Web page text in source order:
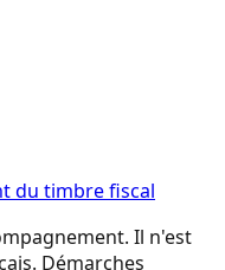
du timbre fiscal
Il n'est
Démarches